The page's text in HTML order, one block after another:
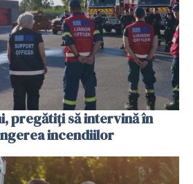
pregătiţi să intervină în
incendiilor